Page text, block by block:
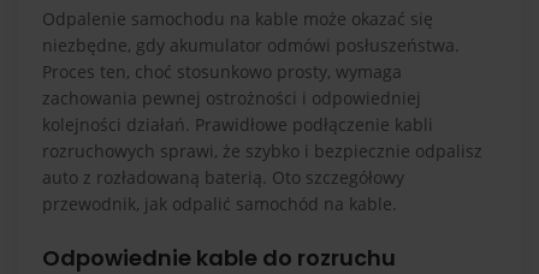
Odpalenie samochodu na kable może okazać się
niezbędne, gdy akumulator odmówi posłuszeństwa.
Proces ten, choć stosunkowo prosty, wymaga
zachowania pewnej ostrożności i odpowiedniej
kolejności działań. Prawidłowe podłączenie kabli
rozruchowych sprawi, że szybko i bezpiecznie odpalisz
auto z rozładowaną baterią. Oto szczegółowy
przewodnik, jak odpalić samochód na kable.
Odpowiednie kable do rozruchu